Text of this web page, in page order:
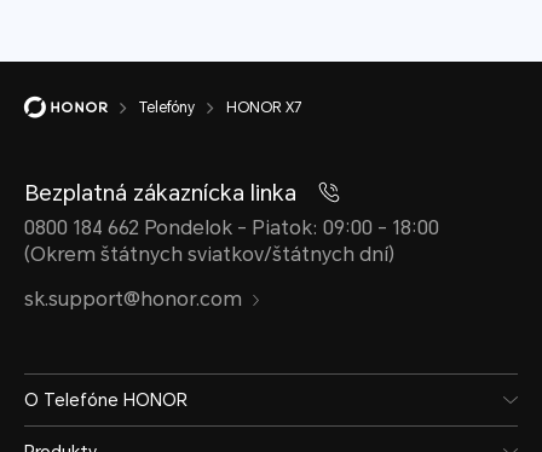
Telefóny HONOR X7
Bezplatná zákaznícka linka
0800 184 662 Pondelok - Piatok: 09:00 - 18:00
(Okrem štátnych sviatkov/štátnych dní)
sk.support@honor.com
O Telefóne HONOR